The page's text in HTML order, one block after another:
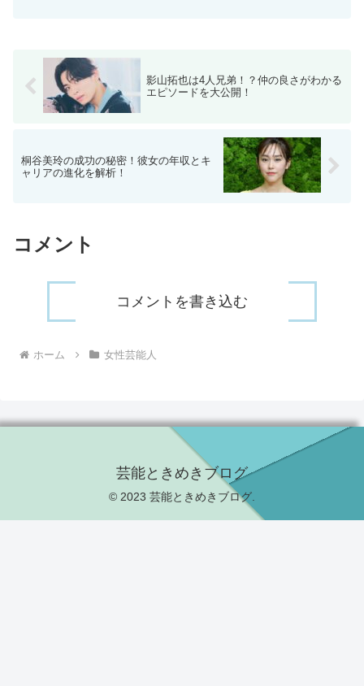
影山拓也は4人兄弟！？仲の良さがわかる
エピソードを大公開！
桐谷美玲の成功の秘密！彼女の年収とキ
ャリアの進化を解析！
コメント
コメントを書き込む
ホーム 女性芸能人
芸能ときめきブログ
© 2023 芸能ときめきブログ.